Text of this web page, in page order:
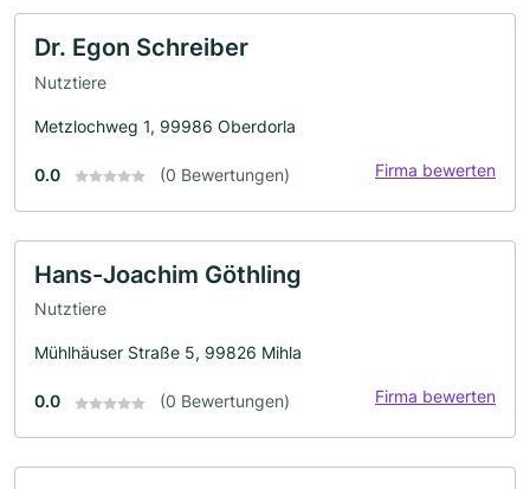
Dr. Egon Schreiber
Nutztiere
Metzlochweg 1, 99986 Oberdorla
0.0 (0 Bewertungen) Firma bewerten
Hans-Joachim Göthling
Nutztiere
Mühlhäuser Straße 5, 99826 Mihla
0.0 (0 Bewertungen) Firma bewerten